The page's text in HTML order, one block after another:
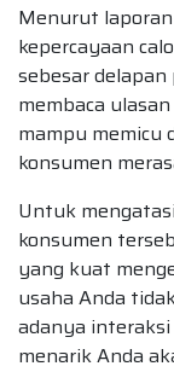
Menurut
kepercayaan
sebesar
membaca
mampu memicu
konsumen
Untuk
konsumen
yang kuat
usaha Anda
adanya
menarik Anda